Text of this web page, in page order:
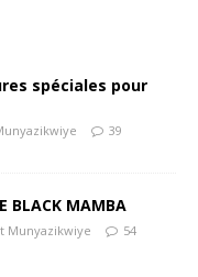
spéciales pour
39
MAMBA
Munyazikwiye 54